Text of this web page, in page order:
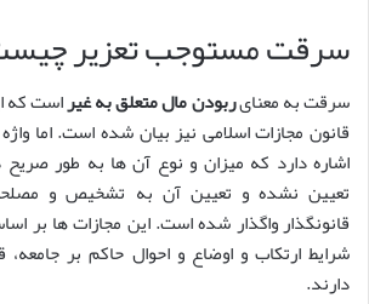
سرقت مستوجب تعزیر
سرقت به معنایربودن مال متعلق به غیر
قانون مجازات اسلامی نیز بیان شده است. اما
اشاره دارد که میزان و نوع آن ها به طور
تعیین نشده و تعیین آن به تشخیص و
قانونگذار واگذار شده است. این مجازات ها
شرایط ارتکاب و اوضاع و احوال حاکم بر
دارند.